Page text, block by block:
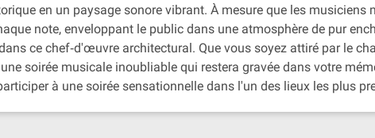
en un paysage sonore vibrant. À mesure que les
note, enveloppant le public dans une atmosphère de pur
ce chef‐d'œuvre architectural. Que vous soyez attiré par le
soirée musicale inoubliable qui restera gravée dans votre
à une soirée sensationnelle dans l'un des lieux les plus